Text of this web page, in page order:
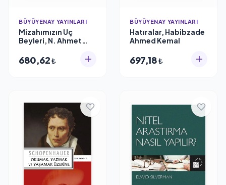
BÜYÜYENAY YAYINLARI
Mizahımızın Uç
Beyleri, N. Ahmet
680,62₺
BÜYÜYENAY YAYINLARI
Hatıralar, Habibzade
Ahmed Kemal
697,18₺